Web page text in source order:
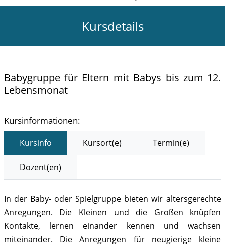
Kursdetails
Babygruppe für Eltern mit Babys bis zum 12.
Lebensmonat
Kursinformationen:
Kursinfo Kursort(e) Termin(e)
Dozent(en)
In der Baby- oder Spielgruppe bieten wir altersgerechte
Anregungen. Die Kleinen und die Großen knüpfen
Kontakte, lernen einander kennen und wachsen
miteinander. Die Anregungen für neugierige kleine